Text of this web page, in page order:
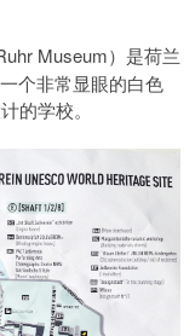
Museum）是荷兰
个非常显眼的白色
的学校。